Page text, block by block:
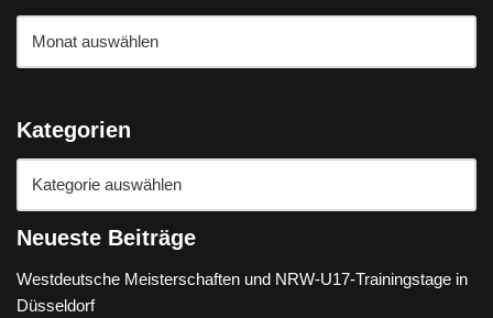
Kategorien
Neueste Beiträge
Westdeutsche Meisterschaften und NRW-U17-Trainingstage in
Düsseldorf